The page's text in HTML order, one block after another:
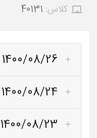
کلاس: 40131
1400/08/26
1400/08/24
1400/08/23